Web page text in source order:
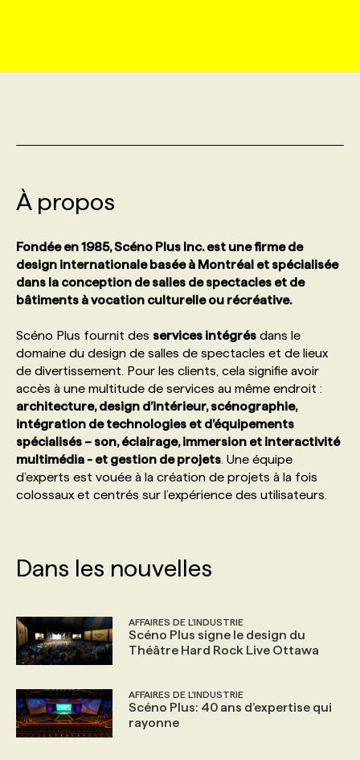
INITIATIVES NUMÉRIQUES
PRIX ET DISTINCTIONS
TENDANCES
MARKETING DURABLE
ÉVÉNEMENTIEL
NOS AUTEUR‧RICES
ANNONCEZ AVEC NOUS
PROFIL ENTREPRISE
FAQ
ANNONCEZ AVEC NOUS
PROFIL CANDIDAT
ANNONCEZ AVEC NOUS
NOS PARCOURS DE FORMATIONS
FORMATIONS PERSONNALISÉES
NOS FORMATEUR‧RICES
POURQUOI CHOISIR NOS FORMATIONS
NOS TARIFS
PROGRAMMES DE SUBVENTIONS
FAQ
ANNONCEZ AVEC NOUS
SERVICE DE CHASSE DE TÊTE
NOS TARIFS
NOS EXPERTISES
FAQ
ANNONCEZ AVEC NOUS
À propos
Fondée en 1985, Scéno Plus Inc. est une firme de
design internationale basée à Montréal et spécialisée
dans la conception de salles de spectacles et de
bâtiments à vocation culturelle ou récréative.
Scéno Plus fournit des services intégrés dans le
domaine du design de salles de spectacles et de lieux
de divertissement. Pour les clients, cela signifie avoir
accès à une multitude de services au même endroit :
architecture, design d’intérieur, scénographie,
intégration de technologies et d’équipements
spécialisés – son, éclairage, immersion et interactivité
multimédia - et gestion de projets . Une équipe
d’experts est vouée à la création de projets à la fois
colossaux et centrés sur l’expérience des utilisateurs.
Dans les nouvelles
AFFAIRES DE L'INDUSTRIE
Scéno Plus signe le design du
Théâtre Hard Rock Live Ottawa
AFFAIRES DE L'INDUSTRIE
Scéno Plus: 40 ans d’expertise qui
rayonne